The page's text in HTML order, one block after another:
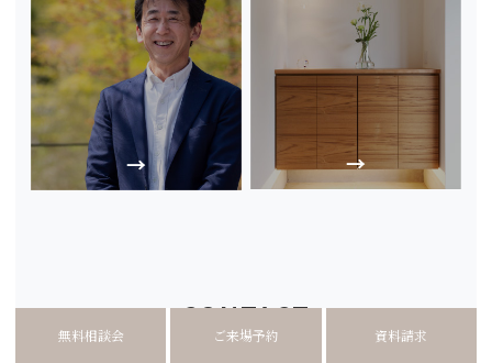
CONTACT
お問い合わせ
無料相談会 ご来場予約 資料請求